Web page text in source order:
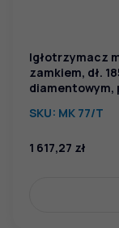
Igłotrzymacz
zamkiem, dł.
SKU: MK 77/T
1 617,27 zł